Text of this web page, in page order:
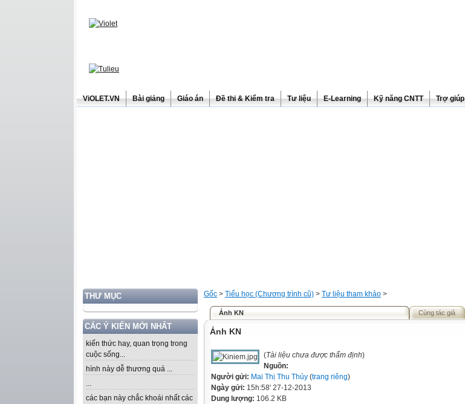
ViOLET.VN Bài giảng Giáo án Đề thi & Kiểm tra Tư liệu E-Learning Kỹ năng CNTT Trợ giúp
THƯ MỤC
CÁC Ý KIẾN MỚI NHẤT
kiến thức hay, quan trọng trong
cuộc sống...
hình này dễ thương quá ...
...
các bạn này chắc khoái nhất các
Gốc > Tiểu học (Chương trình cũ) > Tư liệu tham khảo >
Ảnh KN Cùng tác giả
Ảnh KN
(Tài liệu chưa được thẩm định)
Nguồn:
Người gửi: Mai Thị Thu Thủy (trang riêng)
Ngày gửi: 15h:58' 27-12-2013
Dung lượng: 106.2 KB